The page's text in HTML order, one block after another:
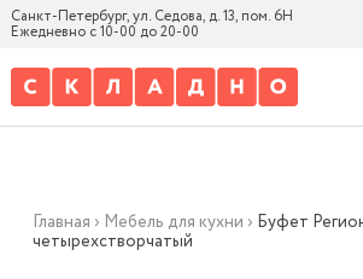
Санкт-Петербург, ул. Седова, д. 13, пом. 6Н
Ежедневно с 10-00 до 20-00
Главная › Мебель для кухни › Буфет
четырехстворчатый